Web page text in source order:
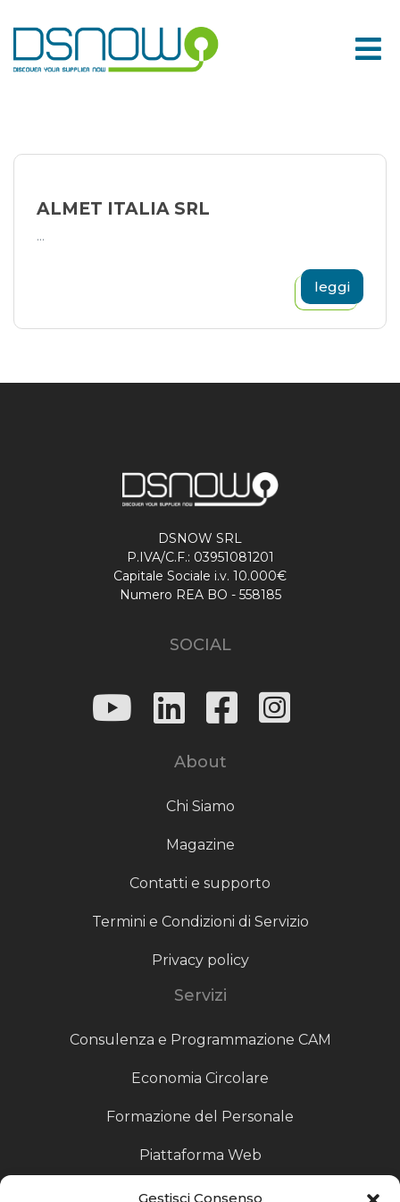
Gestisci Consenso
to
content
ALMET ITALIA SRL
...
leggi
DSNOW SRL
P.IVA/C.F.: 03951081201
Capitale Sociale i.v. 10.000€
Numero REA BO - 558185
SOCIAL
About
Chi Siamo
Magazine
Contatti e supporto
Termini e Condizioni di Servizio
Privacy policy
Servizi
Consulenza e Programmazione CAM
Economia Circolare
Formazione del Personale
Piattaforma Web
Scouting fornitori